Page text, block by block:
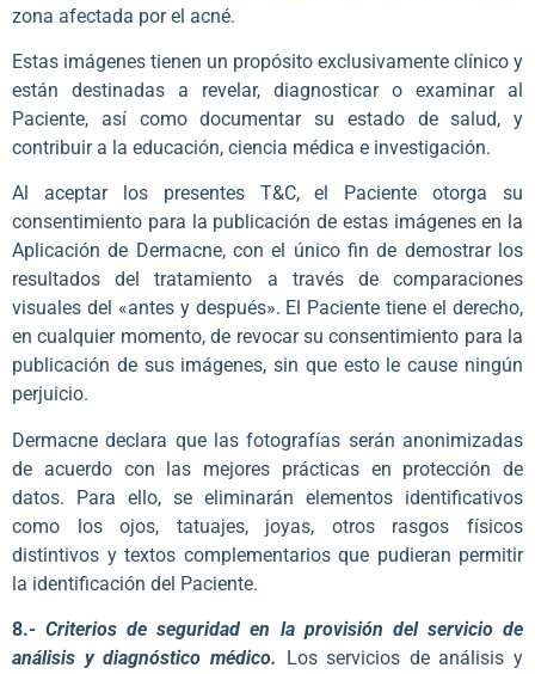
zona afectada por el acné.
Estas imágenes tienen un propósito exclusivamente clínico y
están destinadas a revelar, diagnosticar o examinar al
Paciente, así como documentar su estado de salud, y
contribuir a la educación, ciencia médica e investigación.
Al aceptar los presentes T&C, el Paciente otorga su
consentimiento para la publicación de estas imágenes en la
Aplicación de Dermacne, con el único fin de demostrar los
resultados del tratamiento a través de comparaciones
visuales del «antes y después». El Paciente tiene el derecho,
en cualquier momento, de revocar su consentimiento para la
publicación de sus imágenes, sin que esto le cause ningún
perjuicio.
Dermacne declara que las fotografías serán anonimizadas
de acuerdo con las mejores prácticas en protección de
datos. Para ello, se eliminarán elementos identificativos
como los ojos, tatuajes, joyas, otros rasgos físicos
distintivos y textos complementarios que pudieran permitir
la identificación del Paciente.
8.- Criterios de seguridad en la provisión del servicio de
análisis y diagnóstico médico.
Los servicios de análisis y